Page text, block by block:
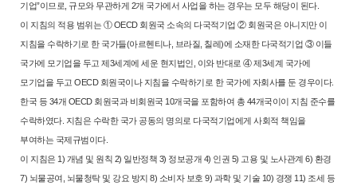
기업”이므로, 규모와 무관하게 2개 국가에서 사업을 하는 경우는 모두 해당이 된다.
이 지침의 적용 범위는 ① OECD 회원국 소속의 다국적기업 ② 회원국은 아니지만 이
지침을 수락하기로 한 국가들(아르헨티나, 브라질, 칠레)에 소재한 다국적기업 ③ 이들
국가에 모기업을 두고 제3세계에 세운 현지법인, 이와 반대로 ④ 제3세계 국가에
모기업을 두고 OECD 회원국이나 지침을 수락하기로 한 국가에 자회사를 둔 경우이다.
한국 등 34개 OECD 회원국과 비회원국 10개국을 포함하여 총 44개국이 이 지침 준수를
수락하였다. 지침은 수락한 국가 공동의 명의로 다국적기업에게 사회적 책임을
부여하는 국제규범이다.
이 지침은 1) 개념 및 원칙 2) 일반정책 3) 정보공개 4) 인권 5) 고용 및 노사관계 6) 환경
7) 뇌물공여, 뇌물청탁 및 강요 방지 8) 소비자 보호 9) 과학 및 기술 10) 경쟁 11) 조세 등